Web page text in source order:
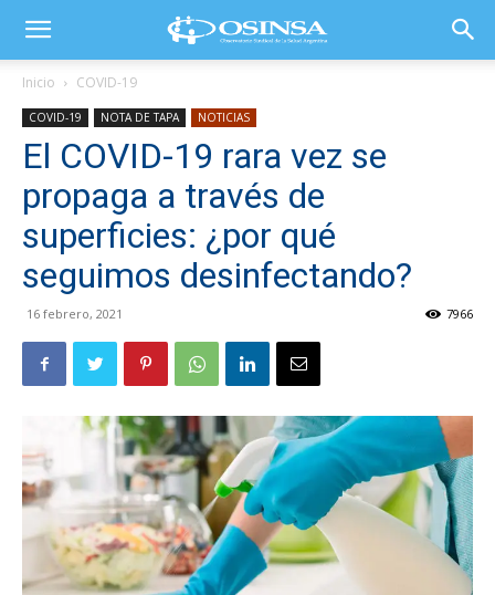
Inicio COVID-19
COVID-19 NOTA DE TAPA NOTICIAS
El COVID-19 rara vez se
propaga a través de
superficies: ¿por qué
seguimos desinfectando?
16 febrero, 2021 7966